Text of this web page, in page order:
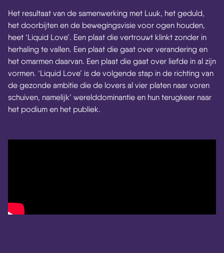
Het resultaat van de samenwerking met Luuk, het geduld,
het doorbijten en de bewegingsvisie voor ogen houden,
heet ‘Liquid Love’. Een plaat die vertrouwt klinkt zonder in
herhaling te vallen. Een plaat die gaat over verandering en
het omarmen daarvan. Een plaat die gaat over liefde in al zijn
vormen. ‘Liquid Love’ is de volgende stap in de richting van
de gezonde ambitie die de lovers al vier platen naar voren
schuiven, namelijk’ werelddominantie en hun terugkeer naar
het podium en het publiek.